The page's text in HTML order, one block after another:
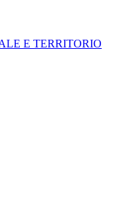
E TERRITORIO